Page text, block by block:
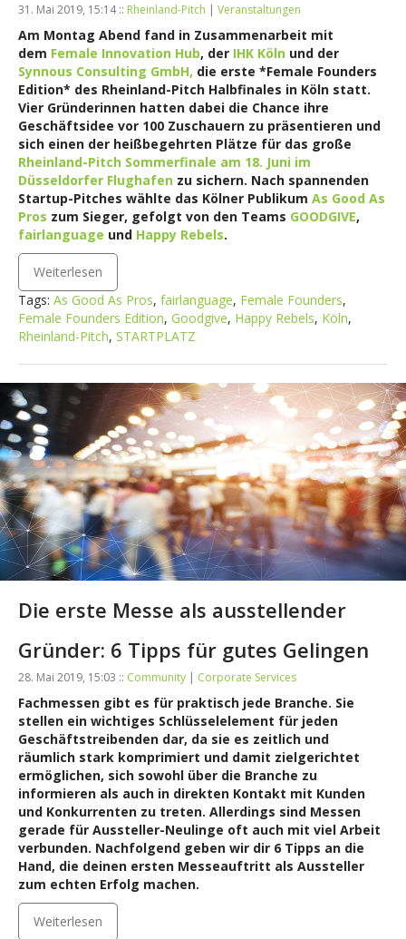
31. Mai 2019, 15:14 :: Rheinland-Pitch | Veranstaltungen
Am Montag Abend fand in Zusammenarbeit mit
dem Female Innovation Hub, der IHK Köln und der
Synnous Consulting GmbH, die erste *Female Founders
Edition* des Rheinland-Pitch Halbfinales in Köln statt.
Vier Gründerinnen hatten dabei die Chance ihre
Geschäftsidee vor 100 Zuschauern zu präsentieren und
sich einen der heißbegehrten Plätze für das große
Rheinland-Pitch Sommerfinale am 18. Juni im
Düsseldorfer Flughafen zu sichern. Nach spannenden
Startup-Pitches wählte das Kölner Publikum As Good As
Pros zum Sieger, gefolgt von den Teams GOODGIVE,
fairlanguage und Happy Rebels.
Weiterlesen
Tags: As Good As Pros, fairlanguage, Female Founders,
Female Founders Edition, Goodgive, Happy Rebels, Köln,
Rheinland-Pitch, STARTPLATZ
Die erste Messe als ausstellender
Gründer: 6 Tipps für gutes Gelingen
28. Mai 2019, 15:03 :: Community | Corporate Services
Fachmessen gibt es für praktisch jede Branche. Sie
stellen ein wichtiges Schlüsselelement für jeden
Geschäftstreibenden dar, da sie es zeitlich und
räumlich stark komprimiert und damit zielgerichtet
ermöglichen, sich sowohl über die Branche zu
informieren als auch in direkten Kontakt mit Kunden
und Konkurrenten zu treten. Allerdings sind Messen
gerade für Aussteller-Neulinge oft auch mit viel Arbeit
verbunden. Nachfolgend geben wir dir 6 Tipps an die
Hand, die deinen ersten Messeauftritt als Aussteller
zum echten Erfolg machen.
Weiterlesen